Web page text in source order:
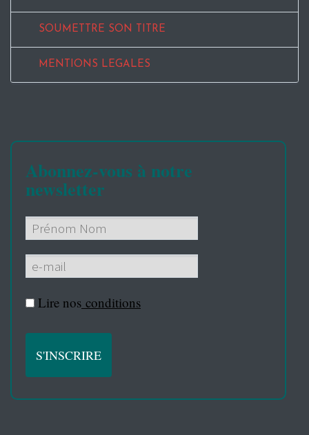
SOUMETTRE SON TITRE
MENTIONS LEGALES
Abonnez-vous à notre
newsletter
Lire nos conditions